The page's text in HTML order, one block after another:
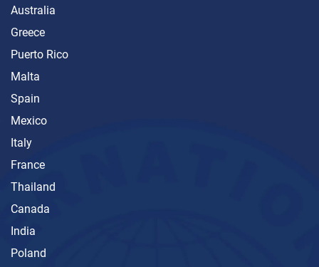
Australia
Greece
Puerto Rico
Malta
Spain
Mexico
Italy
France
Thailand
Canada
India
Poland